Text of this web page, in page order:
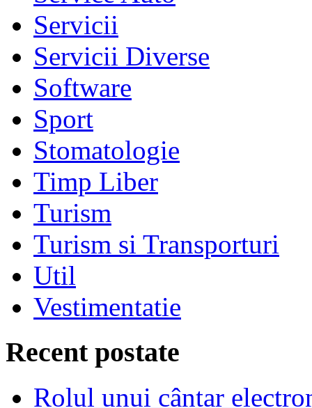
Servicii
Servicii Diverse
Software
Sport
Stomatologie
Timp Liber
Turism
Turism si Transporturi
Util
Vestimentatie
Recent postate
Rolul unui cântar